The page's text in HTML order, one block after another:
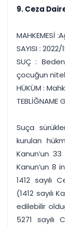
Tek
UYAP &
Tüm
9. Ceza
MAHKEMESİ
SAYISI : 2022/
SUÇ :
çocuğun
HÜKÜM :
TEBLİĞNAME
Suça
kurulan
Kanun’un
Kanun’un 8
1412 sayılı
(1412 sayılı
edilebilir
5271 sayılı